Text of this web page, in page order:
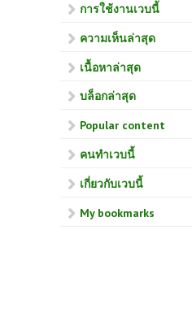
การใช้งานเวบนี้
ความเห็นล่าสุด
เนื้อหาล่าสุด
บล็อกล่าสุด
Popular content
คนทำเวบนี้
เกี่ยวกับเวบนี้
My bookmarks